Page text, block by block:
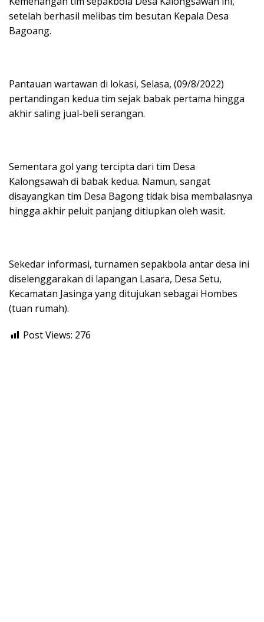
setelah berhasil melibas tim besutan Kepala Desa
Bagoang.
Pantauan wartawan di lokasi, Selasa, (09/8/2022)
pertandingan kedua tim sejak babak pertama hingga
akhir saling jual-beli serangan.
Sementara gol yang tercipta dari tim Desa
Kalongsawah di babak kedua. Namun, sangat
disayangkan tim Desa Bagong tidak bisa membalasnya
hingga akhir peluit panjang ditiupkan oleh wasit.
Sekedar informasi, turnamen sepakbola antar desa ini
diselenggarakan di lapangan Lasara, Desa Setu,
Kecamatan Jasinga yang ditujukan sebagai Hombes
(tuan rumah).
Post Views: 276